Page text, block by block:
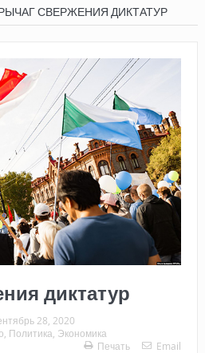
СВЕРЖЕНИЯ ДИКТАТУР
диктатур
28, 2020
Политика Экономика
Печать
Email